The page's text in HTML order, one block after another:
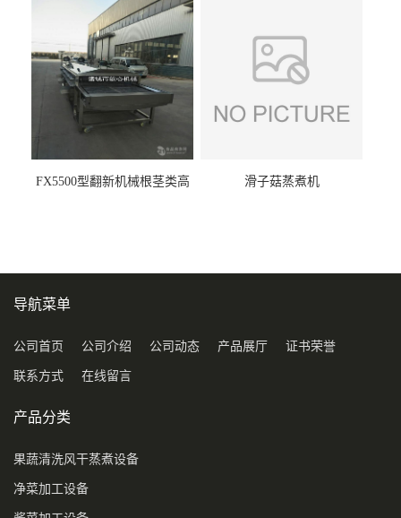
FX5500型翻新机械根茎类高
滑子菇蒸煮机
导航菜单
公司首页 公司介绍 公司动态 产品展厅 证书荣誉
联系方式 在线留言
产品分类
果蔬清洗风干蒸煮设备
净菜加工设备